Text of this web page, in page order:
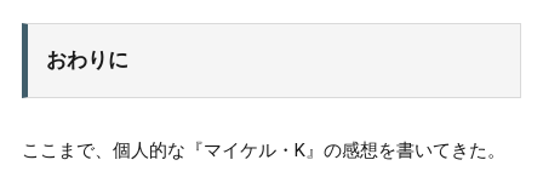
おわりに
ここまで、個人的な『マイケル・K』の感想を書いてきた。